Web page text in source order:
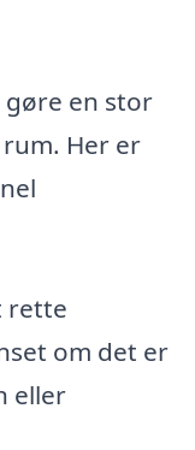
en stor
Her er
rette
om det er
eller